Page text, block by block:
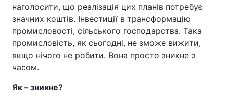
наголосити, що реалізація цих планів потребує
значних коштів. Інвестиції в трансформацію
промисловості, сільського господарства. Така
промисловість, як сьогодні, не зможе вижити,
якщо нічого не робити. Вона просто зникне з
часом.
Як – зникне?